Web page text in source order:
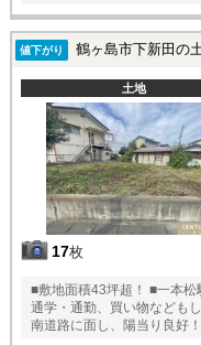
値下がり 鶴ヶ島市下新田の
土地
17枚
■敷地面積43坪超！ ■一本
通学・通勤、買い物なども
南道路に面し、陽当り良好！